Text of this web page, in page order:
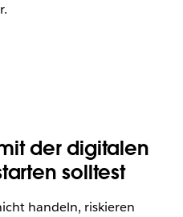
der digitalen
solltest
handeln, riskieren